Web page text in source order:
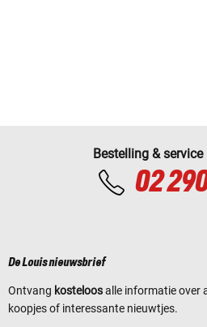
Bestelling & service
02
De Louis nieuwsbrief
Ontvang kosteloosalle informatie over
koopjes of interessante nieuwtjes.